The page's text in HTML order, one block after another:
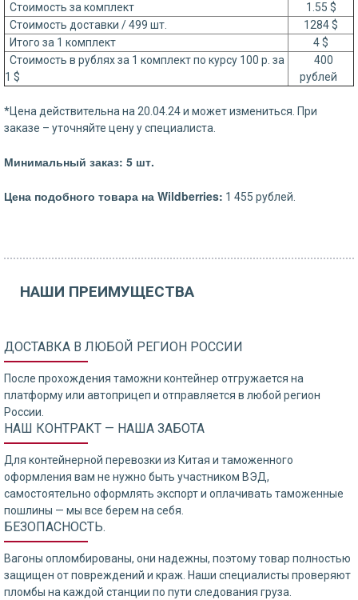
Стоимость за комплект
1.55 $
Стоимость доставки / 499 шт.
1284 $
Итого за 1 комплект
4 $
Стоимость в рублях за 1 комплект по курсу 100 р. за
1 $
400
рублей
*Цена действительна на 20.04.24 и может измениться. При
заказе – уточняйте цену у специалиста.
Минимальный заказ: 5 шт.
Цена подобного товара на Wildberries: 1 455 рублей.
НАШИ ПРЕИМУЩЕСТВА
ДОСТАВКА В ЛЮБОЙ РЕГИОН РОССИИ
После прохождения таможни контейнер отгружается на
платформу или автоприцеп и отправляется в любой регион
России.
НАШ КОНТРАКТ — НАША ЗАБОТА
Для контейнерной перевозки из Китая и таможенного
оформления вам не нужно быть участником ВЭД,
самостоятельно оформлять экспорт и оплачивать таможенные
пошлины — мы все берем на себя.
БЕЗОПАСНОСТЬ.
Вагоны опломбированы, они надежны, поэтому товар полностью
защищен от повреждений и краж. Наши специалисты проверяют
пломбы на каждой станции по пути следования груза.